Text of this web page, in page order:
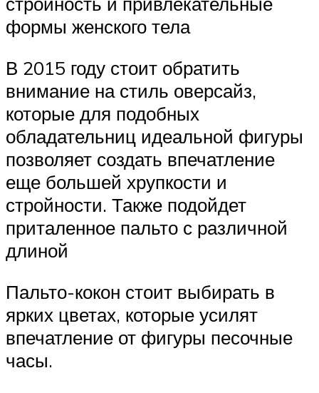
формы женского тела
В 2015 году стоит обратить
внимание на стиль оверсайз,
которые для подобных
обладательниц идеальной фигуры
позволяет создать впечатление
еще большей хрупкости и
стройности. Также подойдет
приталенное пальто с различной
длиной
Пальто-кокон стоит выбирать в
ярких цветах, которые усилят
впечатление от фигуры песочные
часы.